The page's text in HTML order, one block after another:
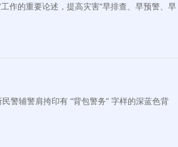
作的重要论述，提高灾害“早排查、早预警、早
辅警肩挎印有 “背包警务” 字样的深蓝色背